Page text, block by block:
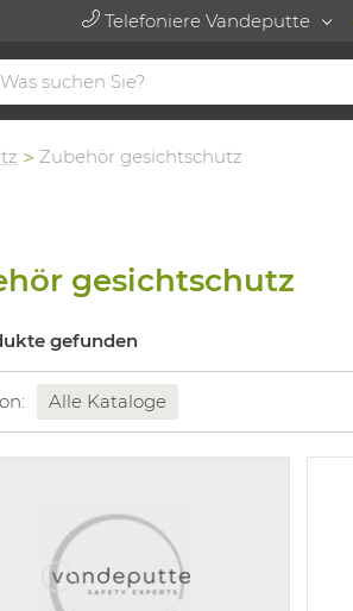
Telefoniere Vandeputte
Zubehör gesichtschutz
gesichtschutz
gefunden
Alle Kataloge